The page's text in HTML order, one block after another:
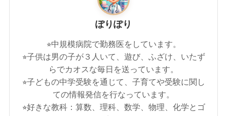
ぽりぽり
⭐︎中規模病院で勤務医をしています。
⭐︎子供は男の子が３人いて、遊び、ふざけ、いたず
らでカオスな毎日を送っています。
⭐︎子どもの中学受験を通じて、子育てや受験に関し
ての情報発信を行なっています。
⭐︎好きな教科：算数、理科、数学、物理、化学とゴ